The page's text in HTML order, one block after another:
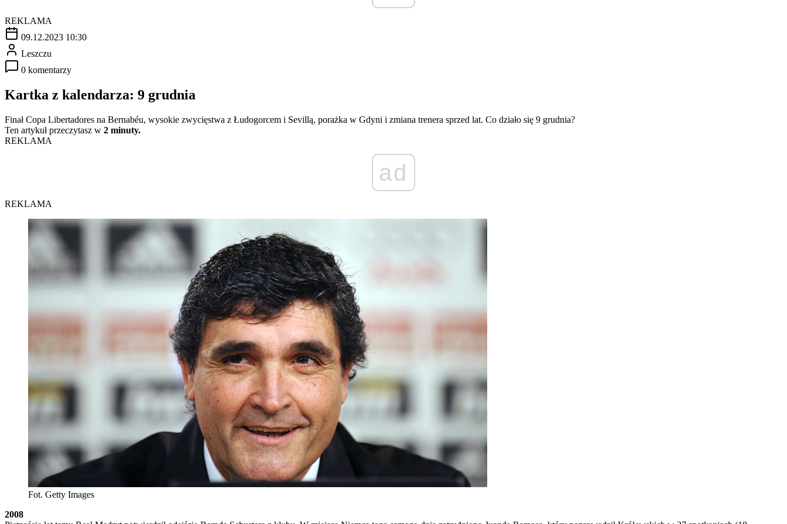
REKLAMA
09.12.2023 10:30
Leszczu
0 komentarzy
Kartka z kalendarza: 9 grudnia
Finał Copa Libertadores na Bernabéu, wysokie zwycięstwa z Łudogorcem i Sevillą, porażka w Gdyni i zmiana trenera sprzed lat. Co działo się 9 grudnia?
Ten artykuł przeczytasz w 2 minuty.
REKLAMA
ad
REKLAMA
Fot. Getty Images
2008